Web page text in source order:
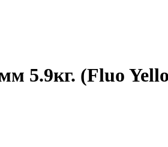
5.9кг. (Fluo